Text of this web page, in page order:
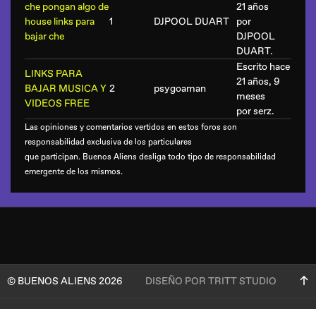
che pongan algo de
house links para
bajar che
1 DJPOOL DUART
21 años
por
DJPOOL
DUART.
LINKS PARA
BAJAR MUSICA Y
VIDEOS FREE
2 psygoaman
Escrito hace
21 años, 9
meses
porserz.
Las opiniones y comentarios vertidos en estos foros son
responsabilidad exclusiva de los particulares
que participan. Buenos Aliens desliga todo tipo de responsabilidad
emergente de los mismos.
© BUENOS ALIENS 2026 DISEÑO POR TRITT STUDIO